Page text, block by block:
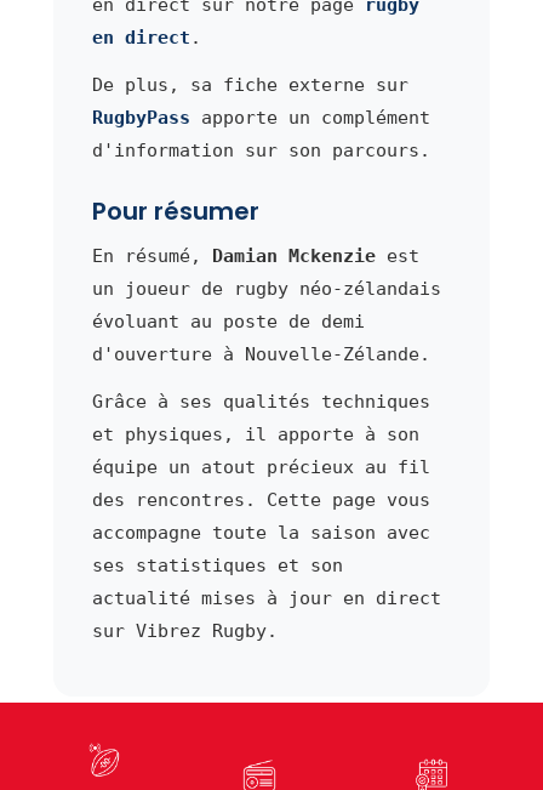
en direct sur notre page
rugby
en direct .
De plus, sa fiche externe sur
RugbyPass apporte un complément
d'information sur son parcours.
Pour résumer
En résumé, Damian Mckenzieest
un joueur de rugby néo-zélandais
évoluant au poste de demi
d'ouverture à Nouvelle-Zélande.
Grâce à ses qualités techniques
et physiques, il apporte à son
équipe un atout précieux au fil
des rencontres. Cette page vous
accompagne toute la saison avec
ses statistiques et son
actualité mises à jour en direct
sur Vibrez Rugby.
⬅ Joueur précédent
Adam Mckenzie
Rachel